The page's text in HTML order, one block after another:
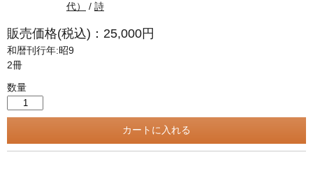
代）
/ 詩
販売価格(税込)：25,000円
和暦刊行年:昭9
2冊
数量